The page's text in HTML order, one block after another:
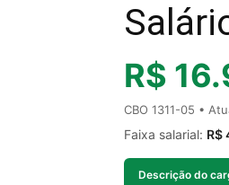
R$
CBO 1311-05 •
Faixa salarial: R$
Descrição do